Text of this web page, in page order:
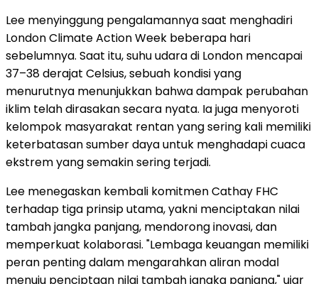
Lee menyinggung pengalamannya saat menghadiri
London Climate Action Week beberapa hari
sebelumnya. Saat itu, suhu udara di London mencapai
37–38 derajat Celsius, sebuah kondisi yang
menurutnya menunjukkan bahwa dampak perubahan
iklim telah dirasakan secara nyata. Ia juga menyoroti
kelompok masyarakat rentan yang sering kali memiliki
keterbatasan sumber daya untuk menghadapi cuaca
ekstrem yang semakin sering terjadi.
Lee menegaskan kembali komitmen Cathay FHC
terhadap tiga prinsip utama, yakni menciptakan nilai
tambah jangka panjang, mendorong inovasi, dan
memperkuat kolaborasi. "Lembaga keuangan memiliki
peran penting dalam mengarahkan aliran modal
menuju penciptaan nilai tambah jangka panjang," ujar